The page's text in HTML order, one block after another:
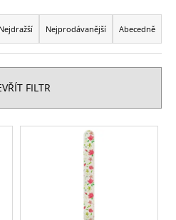
Nejdražší Nejprodávanější Abecedně
FILTR